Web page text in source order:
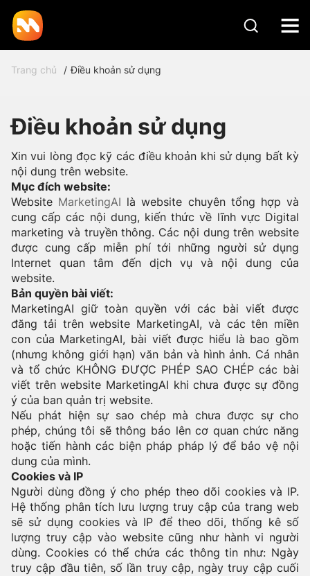
Trang chủ Điều khoản sử dụng
Điều khoản sử dụng
Xin vui lòng đọc kỹ các điều khoản khi sử dụng bất kỳ
nội dung trên website.
Mục đích website:
Website MarketingAI là website chuyên tổng hợp và
cung cấp các nội dung, kiến thức về lĩnh vực Digital
marketing và truyền thông. Các nội dung trên website
được cung cấp miễn phí tới những người sử dụng
Internet quan tâm đến dịch vụ và nội dung của
website.
Bản quyền bài viết:
MarketingAI giữ toàn quyền với các bài viết được
đăng tải trên website MarketingAI, và các tên miền
con của MarketingAI, bài viết được hiểu là bao gồm
(nhưng không giới hạn) văn bản và hình ảnh. Cá nhân
và tổ chức KHÔNG ĐƯỢC PHÉP SAO CHÉP các bài
viết trên website MarketingAI khi chưa được sự đồng
ý của ban quản trị website.
Nếu phát hiện sự sao chép mà chưa được sự cho
phép, chúng tôi sẽ thông báo lên cơ quan chức năng
hoặc tiến hành các biện pháp pháp lý để bảo vệ nội
dung của mình.
Cookies và IP
Người dùng đồng ý cho phép theo dõi cookies và IP.
Hệ thống phân tích lưu lượng truy cập của trang web
sẽ sử dụng cookies và IP để theo dõi, thống kê số
lượng truy cập vào website cũng như hành vi người
dùng. Cookies có thể chứa các thông tin như: Ngày
truy cập đầu tiên, số lần truy cập, ngày truy cập cuối